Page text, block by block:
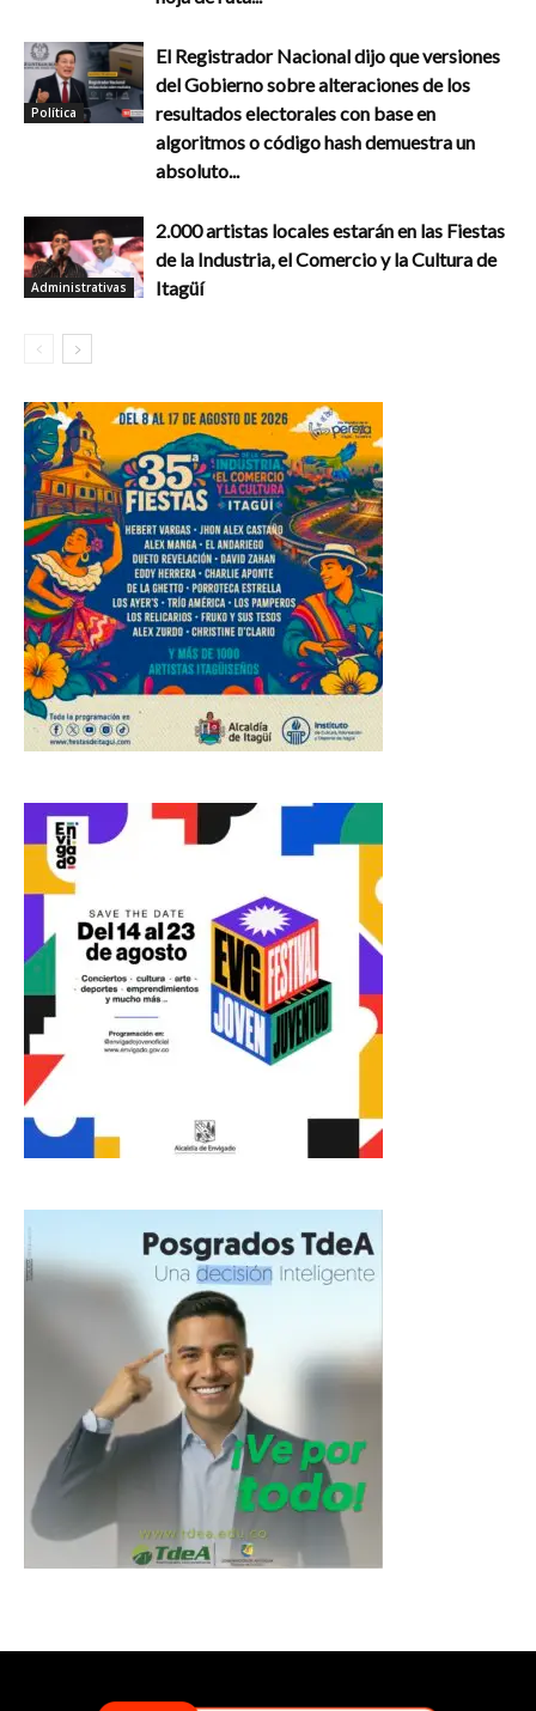
Política
El Registrador Nacional dijo que versiones
del Gobierno sobre alteraciones de los
resultados electorales con base en
algoritmos o código hash demuestra un
absoluto...
Administrativas
2.000 artistas locales estarán en las Fiestas
de la Industria, el Comercio y la Cultura de
Itagüí